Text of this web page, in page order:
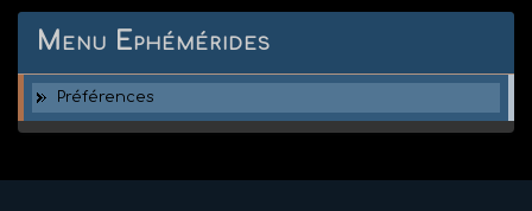
Menu Ephémérides
Préférences